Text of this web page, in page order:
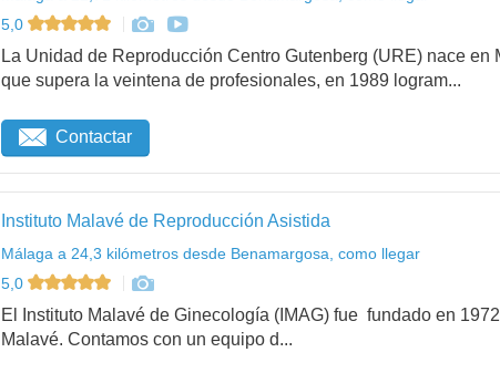
5,0
La Unidad de Reproducción Centro Gutenberg (URE) nace
que supera la veintena de profesionales, en 1989 logram...
Contactar
Instituto Malavé de Reproducción Asistida
Málaga a 24,3 kilómetros desde Benamargosa, como llegar
5,0
El Instituto Malavé de Ginecología (IMAG) fue fundado en
Malavé. Contamos con un equipo d...